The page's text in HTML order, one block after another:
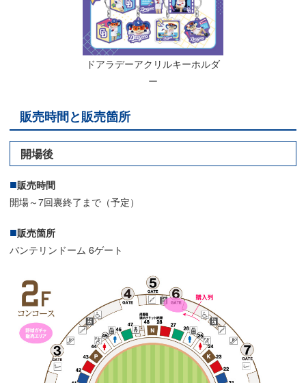
ドアラデーアクリルキーホルダ
ー
販売時間と販売箇所
開場後
販売時間
開場～7回裏終了まで（予定）
販売箇所
バンテリンドーム 6ゲート